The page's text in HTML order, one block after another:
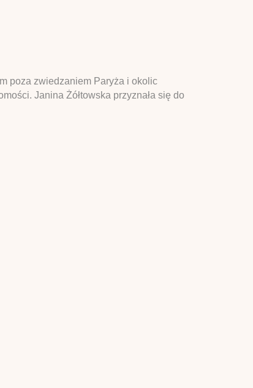
poza zwiedzaniem Paryża i okolic
Janina Żółtowska przyznała się do